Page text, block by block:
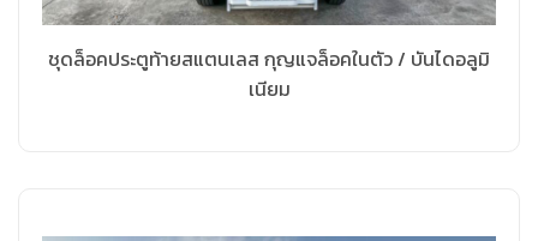
ชุดล็อคประตูท้ายสแตนเลส กุญแจล็อคในตัว / บันไดอลูมิ
เนียม